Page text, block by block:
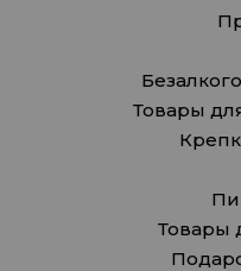
Товары
Товары